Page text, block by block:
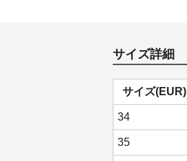
サイズ詳細
サイズ(EUR)
34
35